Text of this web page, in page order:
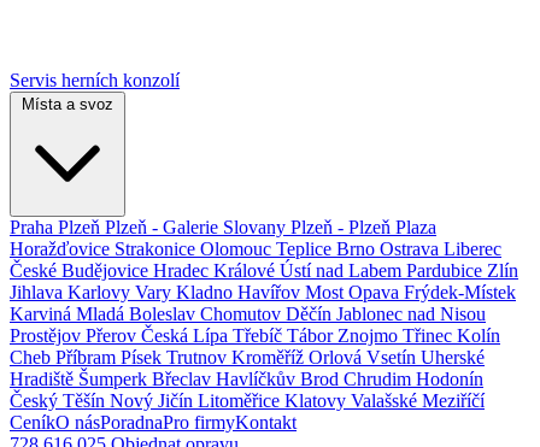
Servis herních konzolí
Místa a svoz
Praha Plzeň Plzeň - Galerie Slovany Plzeň - Plzeň Plaza
Horažďovice Strakonice Olomouc Teplice Brno Ostrava Liberec
České Budějovice Hradec Králové Ústí nad Labem Pardubice Zlín
Jihlava Karlovy Vary Kladno Havířov Most Opava Frýdek-Místek
Karviná Mladá Boleslav Chomutov Děčín Jablonec nad Nisou
Prostějov Přerov Česká Lípa Třebíč Tábor Znojmo Třinec Kolín
Cheb Příbram Písek Trutnov Kroměříž Orlová Vsetín Uherské
Hradiště Šumperk Břeclav Havlíčkův Brod Chrudim Hodonín
Český Těšín Nový Jičín Litoměřice Klatovy Valašské Meziříčí
CeníkO násPoradnaPro firmyKontakt